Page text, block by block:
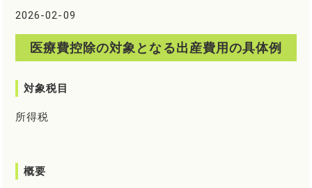
2026-02-09
医療費控除の対象となる出産費用の具体例
対象税目
所得税
概要